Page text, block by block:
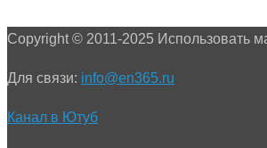
Copyright © 2011-2025 Использовать
Для связи: info@en365.ru
Канал в Ютуб